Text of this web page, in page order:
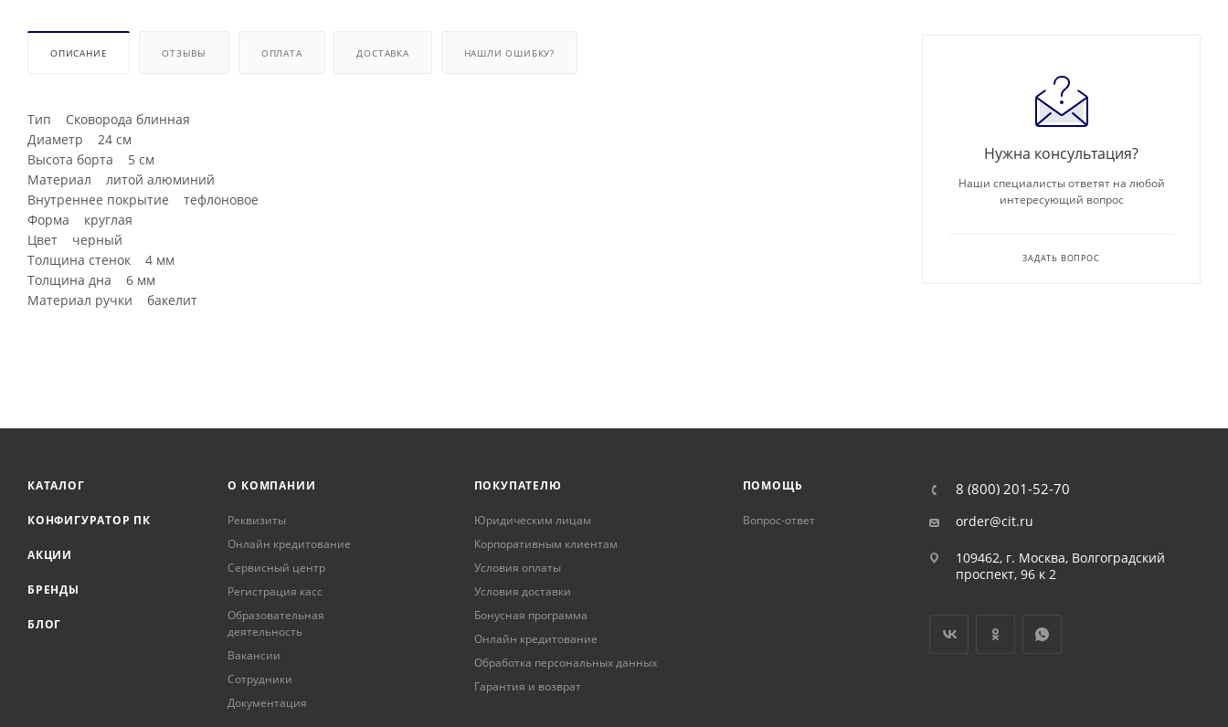
ОПИСАНИЕ ОТЗЫВЫ ОПЛАТА ДОСТАВКА НАШЛИ ОШИБКУ?
Тип Сковорода блинная
Диаметр 24 см
Высота борта 5 см
Материал литой алюминий
Внутреннее покрытие тефлоновое
Форма круглая
Цвет черный
Толщина стенок 4 мм
Толщина дна 6 мм
Материал ручки бакелит
Нужна консультация?
Наши специалисты ответят на любой
интересующий вопрос
ЗАДАТЬ ВОПРОС
КАТАЛОГ
КОНФИГУРАТОР ПК
АКЦИИ
БРЕНДЫ
БЛОГ
О КОМПАНИИ
Реквизиты
Онлайн кредитование
Сервисный центр
Регистрация касс
Образовательная
деятельность
Вакансии
Сотрудники
Документация
ПОКУПАТЕЛЮ
Юридическим лицам
Корпоративным клиентам
Условия оплаты
Условия доставки
Бонусная программа
Онлайн кредитование
Обработка персональных данных
Гарантия и возврат
ПОМОЩЬ
Вопрос-ответ
8 (800) 201-52-70
order@cit.ru
109462, г. Москва, Волгоградский
проспект, 96 к 2